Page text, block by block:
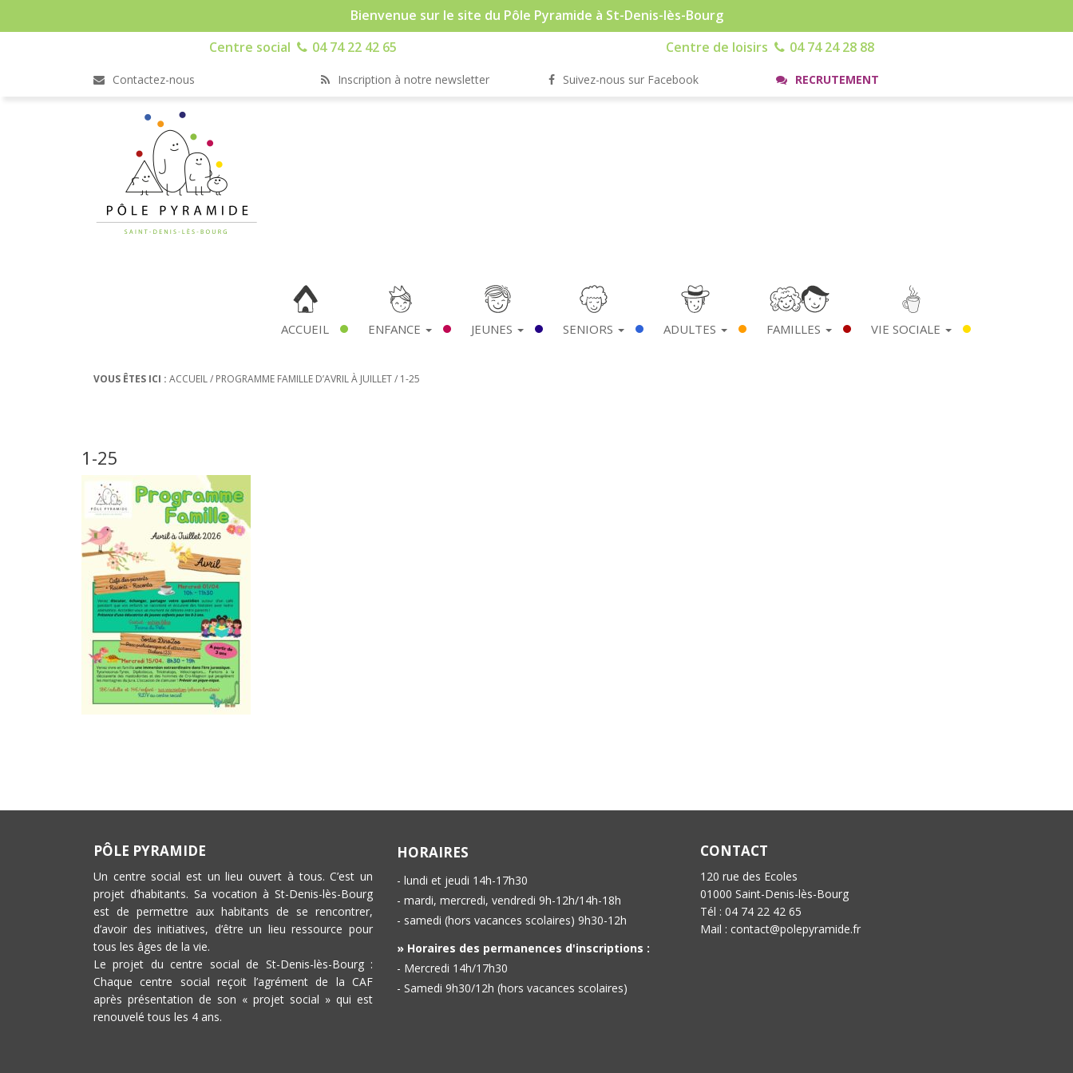
Bienvenue sur le site du Pôle Pyramide à St-Denis-lès-Bourg
Centre social
04 74 22 42 65 Centre de loisirs 04 74 24 28 88
Contactez-nous Inscription à notre newsletter Suivez-nous sur Facebook RECRUTEMENT
ACCUEIL ENFANCE JEUNES SENIORS ADULTES FAMILLES VIE SOCIALE
VOUS ÊTES ICI : ACCUEIL/ PROGRAMME FAMILLE D’AVRIL À JUILLET/ 1-25
1-25
PÔLE PYRAMIDE
Un centre social est un lieu ouvert à tous. C’est un
projet d’habitants. Sa vocation à St-Denis-lès-Bourg
est de permettre aux habitants de se rencontrer,
d’avoir des initiatives, d’être un lieu ressource pour
tous les âges de la vie.
Le projet du centre social de St-Denis-lès-Bourg :
Chaque centre social reçoit l’agrément de la CAF
après présentation de son « projet social » qui est
renouvelé tous les 4 ans.
HORAIRES
- lundi et jeudi 14h-17h30
- mardi, mercredi, vendredi 9h-12h/14h-18h
- samedi (hors vacances scolaires) 9h30-12h
» Horaires des permanences d'inscriptions :
- Mercredi 14h/17h30
- Samedi 9h30/12h (hors vacances scolaires)
CONTACT
120 rue des Ecoles
01000 Saint-Denis-lès-Bourg
Tél : 04 74 22 42 65
Mail : contact@polepyramide.fr